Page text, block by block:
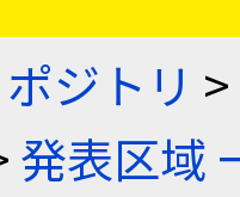
ジトリ >
発表区域